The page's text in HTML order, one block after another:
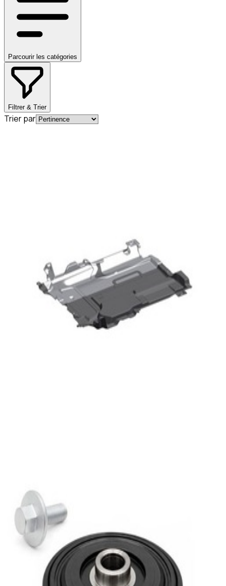
Parcourir les catégories
Filtrer & Trier
Trier par
Vilebrequin et sa Vis Classe A W177
289,95 €